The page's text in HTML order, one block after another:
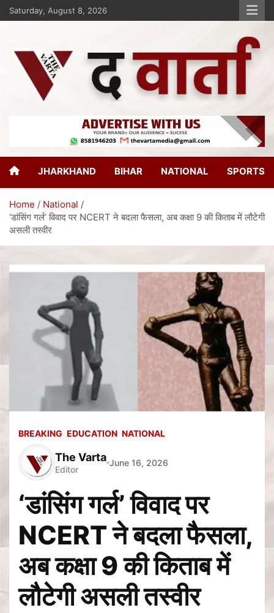
Saturday, August 8, 2026
The Varta
JHARKHAND BIHAR NATIONAL SPORTS
Home
National
‘डांसिंग गर्ल’ विवाद पर NCERT ने बदला फैसला, अब कक्षा 9 की किताब में लौटेगी
असली तस्वीर
BREAKING EDUCATION NATIONAL
The Varta
Editor
June 16, 2026
‘डांसिंग गर्ल’ विवाद पर
NCERT ने बदला फैसला,
अब कक्षा 9 की किताब में
लौटेगी असली तस्वीर